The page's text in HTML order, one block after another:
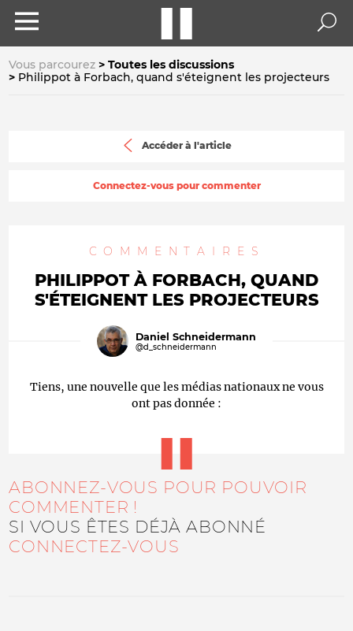
Vous parcourez
Toutes les discussions
Philippot à Forbach, quand s'éteignent les projecteurs
Accéder à l'article
Connectez-vous pour commenter
COMMENTAIRES
PHILIPPOT À FORBACH, QUAND
S'ÉTEIGNENT LES PROJECTEURS
Daniel Schneidermann
@d_schneidermann
Tiens, une nouvelle que les médias nationaux ne vous
ont pas donnée :
ABONNEZ-VOUS POUR POUVOIR
COMMENTER !
SI VOUS ÊTES DÉJÀ ABONNÉ
CONNECTEZ-VOUS